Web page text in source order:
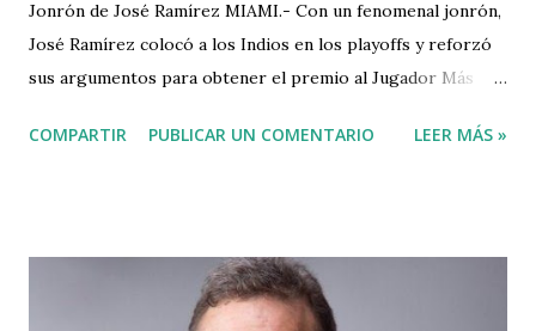
Jonrón de José Ramírez MIAMI.- Con un fenomenal jonrón,
José Ramírez colocó a los Indios en los playoffs y reforzó
sus argumentos para obtener el premio al Jugador Más
jonrón de tres carreras cuando había dos outs de la décima
derecho ante el venezolano José Ruiz empujó a César
Hernández y a Francisco Lindor, desatando la celebración
COMPARTIR PUBLICAR UN COMENTARIO LEER MÁS »